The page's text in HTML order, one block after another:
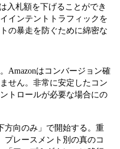
入札額を下げることができ
インテントトラフィックを
の暴走を防ぐために綿密な
Amazonはコンバージョン確
せん。非常に安定したコン
トロールが必要な場合にの
方向のみ」で開始する。重
プレースメント別の真のコ